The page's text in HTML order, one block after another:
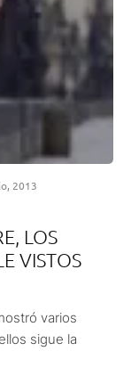
2013
LOS
VISTOS
varios
sigue la